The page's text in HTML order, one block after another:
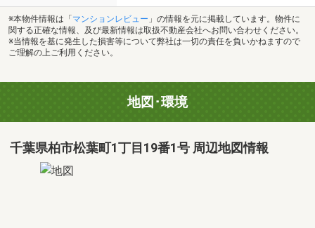
※本物件情報は「 マンションレビュー 」の情報を元に掲載しています。物件に
関する正確な情報、及び最新情報は取扱不動産会社へお問い合わせください。
※当情報を基に発生した損害等について弊社は一切の責任を負いかねますので
ご理解の上ご利用ください。
地図･環境
千葉県柏市松葉町1丁目19番1号 周辺地図情報